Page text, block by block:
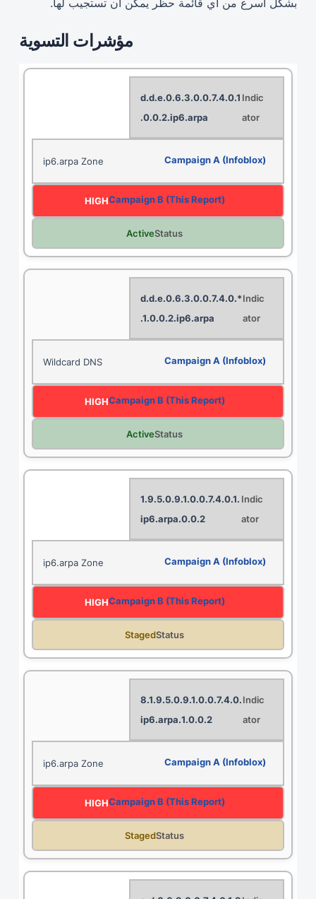
مؤشرات التسوية
d.d.e.0.6.3.0.0.7.4.0.1
.0.0.2.ip6.arpa
ip6.arpa Zone
HIGH
Active
*.d.d.e.0.6.3.0.0.7.4.0
.1.0.0.2.ip6.arpa
Wildcard DNS
HIGH
Active
1.9.5.0.9.1.0.0.7.4.0.1.
0.0.2.ip6.arpa
ip6.arpa Zone
HIGH
Staged
8.1.9.5.0.9.1.0.0.7.4.0.
1.0.0.2.ip6.arpa
ip6.arpa Zone
HIGH
Staged